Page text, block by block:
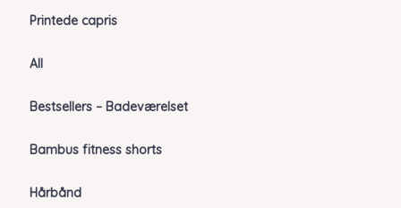
Printede capris
All
Bestsellers – Badeværelset
Bambus fitness shorts
Hårbånd